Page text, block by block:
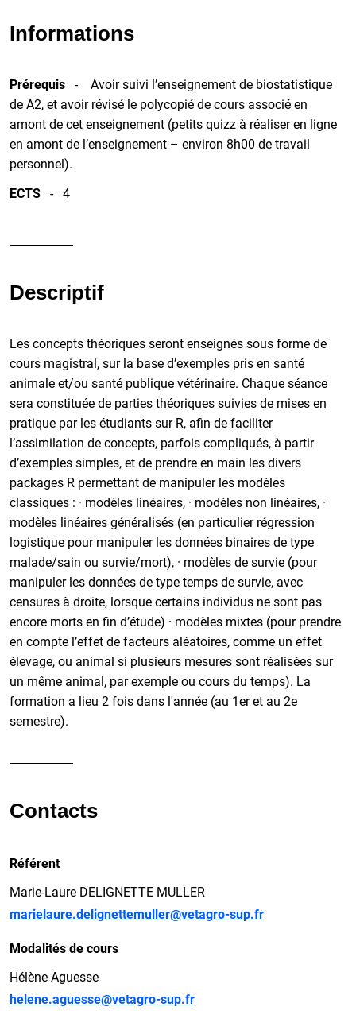
Informations
Prérequis - Avoir suivi l’enseignement de biostatistique
de A2, et avoir révisé le polycopié de cours associé en
amont de cet enseignement (petits quizz à réaliser en ligne
en amont de l’enseignement – environ 8h00 de travail
personnel).
ECTS - 4
Descriptif
Les concepts théoriques seront enseignés sous forme de
cours magistral, sur la base d’exemples pris en santé
animale et/ou santé publique vétérinaire. Chaque séance
sera constituée de parties théoriques suivies de mises en
pratique par les étudiants sur R, afin de faciliter
l’assimilation de concepts, parfois compliqués, à partir
d’exemples simples, et de prendre en main les divers
packages R permettant de manipuler les modèles
classiques : · modèles linéaires, · modèles non linéaires, ·
modèles linéaires généralisés (en particulier régression
logistique pour manipuler les données binaires de type
malade/sain ou survie/mort), · modèles de survie (pour
manipuler les données de type temps de survie, avec
censures à droite, lorsque certains individus ne sont pas
encore morts en fin d’étude) · modèles mixtes (pour prendre
en compte l’effet de facteurs aléatoires, comme un effet
élevage, ou animal si plusieurs mesures sont réalisées sur
un même animal, par exemple ou cours du temps). La
formation a lieu 2 fois dans l'année (au 1er et au 2e
semestre).
Contacts
Référent
Marie-Laure DELIGNETTE MULLER
marielaure.delignettemuller@vetagro-sup.fr
Modalités de cours
Hélène Aguesse
helene.aguesse@vetagro-sup.fr